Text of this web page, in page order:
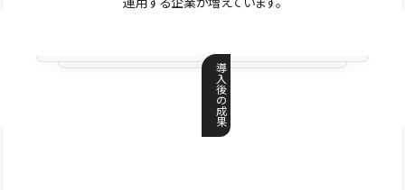
導
入
後
の
成
果